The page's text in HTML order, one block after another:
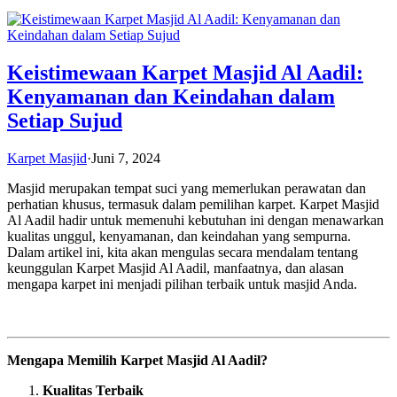
Keistimewaan Karpet Masjid Al Aadil:
Kenyamanan dan Keindahan dalam
Setiap Sujud
Karpet Masjid·Juni 7, 2024
Masjid merupakan tempat suci yang memerlukan perawatan dan
perhatian khusus, termasuk dalam pemilihan karpet. Karpet Masjid
Al Aadil hadir untuk memenuhi kebutuhan ini dengan menawarkan
kualitas unggul, kenyamanan, dan keindahan yang sempurna.
Dalam artikel ini, kita akan mengulas secara mendalam tentang
keunggulan Karpet Masjid Al Aadil, manfaatnya, dan alasan
mengapa karpet ini menjadi pilihan terbaik untuk masjid Anda.
Mengapa Memilih Karpet Masjid Al Aadil?
Kualitas Terbaik